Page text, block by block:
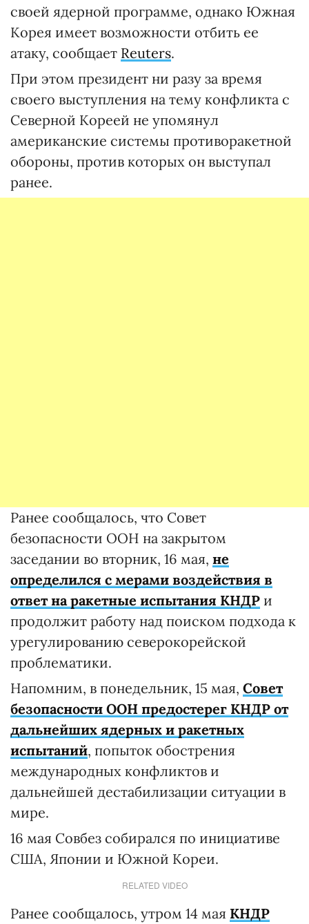
своей ядерной программе, однако Южная
Корея имеет возможности отбить ее
атаку, сообщает Reuters.
При этом президент ни разу за время
своего выступления на тему конфликта с
Северной Кореей не упомянул
американские системы противоракетной
обороны, против которых он выступал
ранее.
Ранее сообщалось, что Совет
безопасности ООН на закрытом
заседании во вторник, 16 мая, не
определился с мерами воздействия в
ответ на ракетные испытания КНДР и
продолжит работу над поиском подхода к
урегулированию северокорейской
проблематики.
Напомним, в понедельник, 15 мая, Совет
безопасности ООН предостерег КНДР от
дальнейших ядерных и ракетных
испытаний, попыток обострения
международных конфликтов и
дальнейшей дестабилизации ситуации в
мире.
16 мая Совбез собирался по инициативе
США, Японии и Южной Кореи.
RELATED VIDEO
Ранее сообщалось, утром 14 мая КНДР